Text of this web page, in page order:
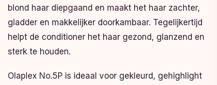
blond haar diepgaand en maakt het haar zachter,
gladder en makkelijker doorkambaar. Tegelijkertijd
helpt de conditioner het haar gezond, glanzend en
sterk te houden.
Olaplex No.5P is ideaal voor gekleurd, gehighlight